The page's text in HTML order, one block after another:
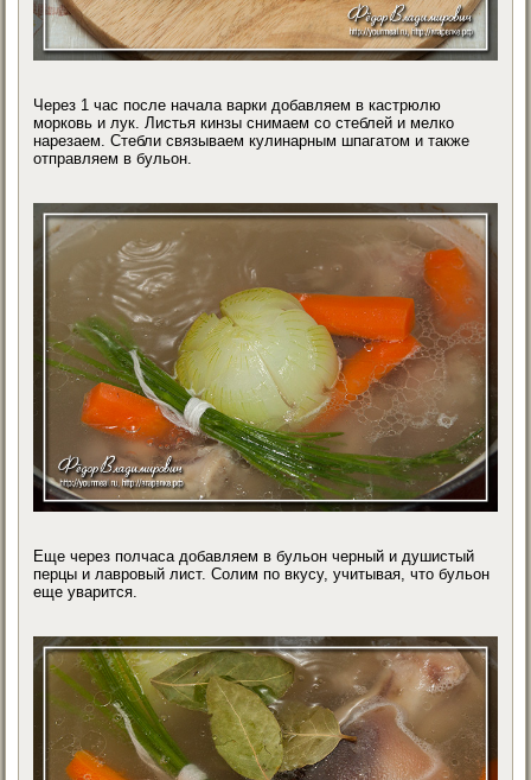
Через 1 час после начала варки добавляем в кастрюлю
морковь и лук. Листья кинзы снимаем со стеблей и мелко
нарезаем. Стебли связываем кулинарным шпагатом и также
отправляем в бульон.
Еще через полчаса добавляем в бульон черный и душистый
перцы и лавровый лист. Солим по вкусу, учитывая, что бульон
еще уварится.